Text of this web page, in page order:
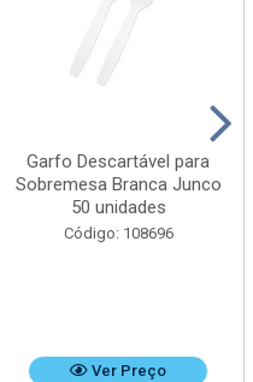
Garfo Descartável para
Sobremesa Branca Junco
50 unidades
Código: 108696
Ver Preço